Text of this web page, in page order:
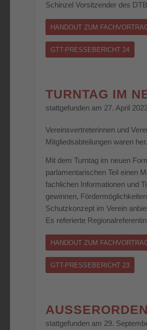
Schinzel Vorsitzender des
HANDOUT ZUM
GTT-PRESSEBERICHT 24
TURNTAG IM
stattgefunden am 27. April
Vereinsvertreterinnen und
Mitgliedsabteilungen waren
Mit dem Turntag im neuen
parlamentarischen Teil einen
fachlichen Informationen und
gewinnen,
Schutzkonzept im Verein
Es referierte
HANDOUT ZUM
GTT-PRESSEBERICHT 23
stattgefunden am 29.